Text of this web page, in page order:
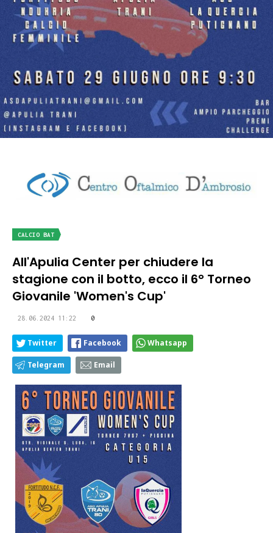
CALCIO BAT
All'Apulia Center per chiudere la
stagione con il botto, ecco il 6° Torneo
Giovanile 'Women's Cup'
28.06.2024 11:22 0
Twitter Facebook Whatsapp
Telegram Email